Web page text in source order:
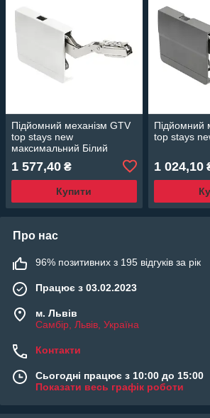
Підйомний механізм GTV
top stays new
максимальний Білий
1 577,40 ₴
Купити
Підйомний
top stays
1 024,10
Про нас
96% позитивних з 195 відгуків за рік
Працює з 03.02.2023
м. Львів
Самбір, Львів, Україна
Контакти
Сьогодні працює з 10:00 до 15:00
Показати весь графік роботи